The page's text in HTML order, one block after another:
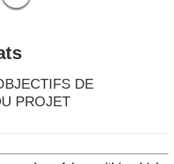
DE
PROJET